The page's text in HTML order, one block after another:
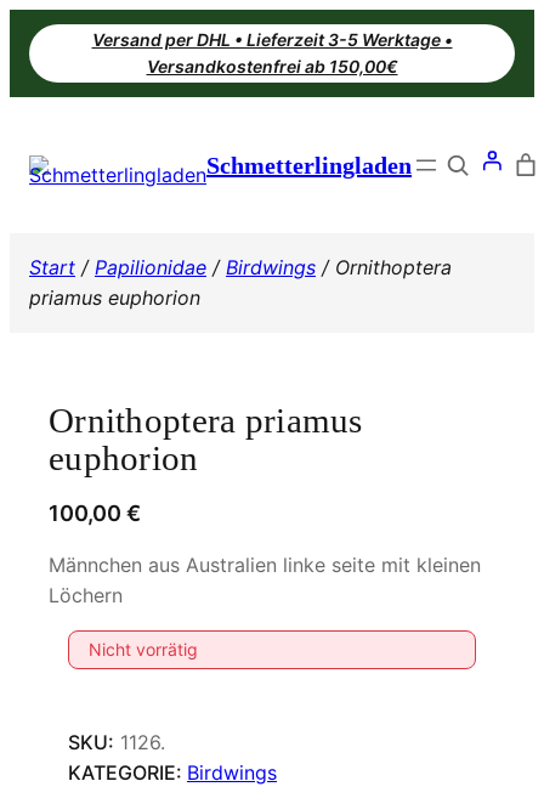
Zum
Inhalt
springen
Versand per DHL • Lieferzeit 3-5 Werktage •
Versandkostenfrei ab 150,00€
Schmetterlingladen Search
Start / Papilionidae / Birdwings / Ornithoptera
priamus euphorion
Ornithoptera priamus
euphorion
100,00 €
Männchen aus Australien linke seite mit kleinen
Löchern
Nicht vorrätig
SKU: 1126.
KATEGORIE: Birdwings